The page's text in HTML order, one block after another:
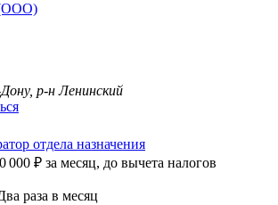
р-н Ленинский
отдела назначения
000 ₽ за месяц, до вычета налогов
раза в месяц